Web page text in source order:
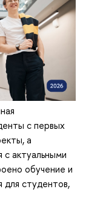
с первых
а
с актуальными
обучение и
студентов,